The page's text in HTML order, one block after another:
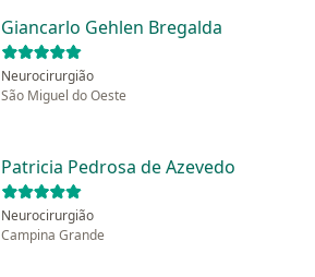
Giancarlo Gehlen Bregalda
Neurocirurgião
São Miguel do Oeste
Patricia Pedrosa de Azevedo
Neurocirurgião
Campina Grande